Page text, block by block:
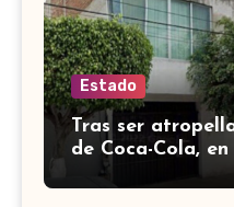
Estado
Tras ser
de Coca-Cola,
fondos para
edad avanzada